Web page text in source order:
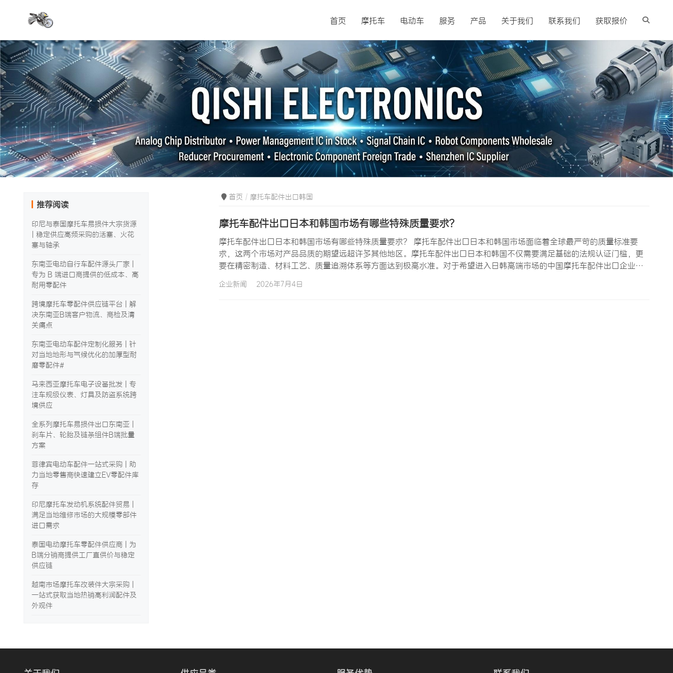
首页 摩托车 电动车 服务 产品 关于我们 联系我们 获取报价
首页 摩托车配件出口韩国
摩托车配件出口日本和韩国市场有哪些特殊质量要求？
摩托车配件出口日本和韩国市场有哪些特殊质量要求？ 摩托车配件出口日本和韩国市场面临着全球最严苛的质量标准要
求，这两个市场对产品品质的期望远超许多其他地区。摩托车配件出口日本和韩国不仅需要满足基础的法规认证门槛，更
要在精密制造、材料工艺、质量追溯体系等方面达到极高水准。对于希望进入日韩高端市场的中国摩托车配件出口企业而
准、认证体系、技术壁垒及应对策略。 一、日本摩托车配件市场概况与质量体系 1…
企业新闻 2026年7月4日
推荐阅读
印尼与泰国摩托车易损件大宗货源
| 稳定供应高频采购的活塞、火花
塞与轴承
东南亚电动自行车配件源头厂家 |
专为 B 端进口商提供的低成本、高
耐用零配件
跨境摩托车零配件供应链平台 | 解
决东南亚B端客户物流、商检及清
关痛点
东南亚电动车配件定制化服务 | 针
对当地地形与气候优化的加厚型耐
磨零配件#
马来西亚摩托车电子设备批发 | 专
注车规级仪表、灯具及防盗系统跨
境供应
全系列摩托车易损件出口东南亚 |
刹车片、轮胎及链条组件B端批量
方案
菲律宾电动车配件一站式采购 | 助
力当地零售商快速建立EV零配件库
存
印尼摩托车发动机系统配件贸易 |
满足当地维修市场的大规模零部件
进口需求
泰国电动摩托车零配件供应商 | 为
B端分销商提供工厂直供价与稳定
供应链
越南市场摩托车改装件大宗采购 |
一站式获取当地热销高利润配件及
外观件